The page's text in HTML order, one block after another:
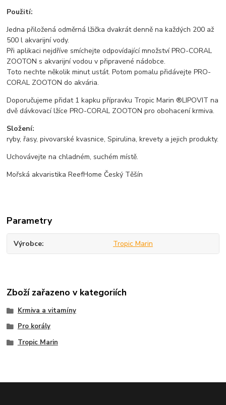
Použití:
Jedna přiložená odměrná lžička dvakrát denně na každých 200 až
500 l akvarijní vody.
Při aplikaci nejdříve smíchejte odpovídající množství PRO-CORAL
ZOOTON s akvarijní vodou v připravené nádobce.
Toto nechte několik minut ustát. Potom pomalu přidávejte PRO-
CORAL ZOOTON do akvária.
Doporučujeme přidat 1 kapku přípravku Tropic Marin ®LIPOVIT na
dvě dávkovací lžíce PRO-CORAL ZOOTON pro obohacení krmiva.
Složení:
ryby, řasy, pivovarské kvasnice, Spirulina, krevety a jejich produkty.
Uchovávejte na chladném, suchém místě.
Mořská akvaristika ReefHome Český Těšín
Parametry
Výrobce Tropic Marin
Zboží zařazeno v kategoriích
Krmiva a vitamíny
Pro korály
Tropic Marin